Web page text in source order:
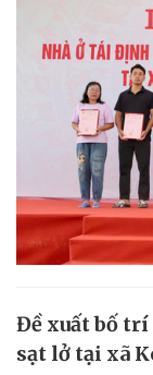
Đề xuất bố trí
sạt lở tại xã